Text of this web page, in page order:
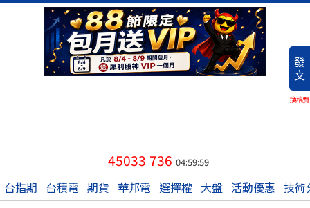
發
文
換稿費
45033 736 04:59:59
台指期 台積電 期貨 華邦電 選擇權 大盤 活動優惠 技術